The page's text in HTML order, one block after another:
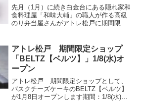
先月（1月）に続き白金台にある隠れ家和
食料理屋「和味大輔」の職人が作る高級
のり弁当屋さんがアトレ松戸に期間限定
F 青山フラワーマーケット横
アトレ松戸 期間限定ショップ
「BELTZ【ベルツ】」1/8(水)オ
ープン
アトレ松戸 期間限定ショップとして、
バスクチーズケーキのBELTZ【ベルツ】
が1月8日オープンします期間：1/8(水)～